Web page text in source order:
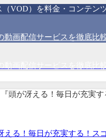
VOD）を料金・コンテン
動画配信サービスを徹底比
える！毎日が充実する！ス